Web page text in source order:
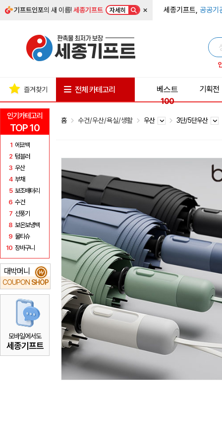
기프트인포의 새 이름!세종기프트 자세히 × 세종기프트, 공공기
인기카테고리
TOP 10
1 에코백
2 텀블러
3 우산
4 부채
5 보조배터리
6 수건
7 선풍기
8 보온보냉백
9 물티슈
10 장바구니
대박머니
COUPON SHOP
₩
모바일에서도
세종기프트
즐겨찾기 전체 카테고리
베스트
100
기획전
홈 수건/우산/욕실/생활 우산 3단/5단우산